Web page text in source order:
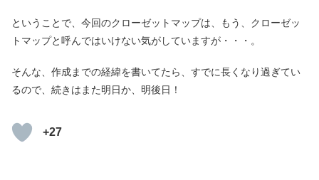
ということで、今回のクローゼットマップは、もう、クローゼッ
トマップと呼んではいけない気がしていますが・・・。
そんな、作成までの経緯を書いてたら、すでに長くなり過ぎてい
るので、続きはまた明日か、明後日！
+27